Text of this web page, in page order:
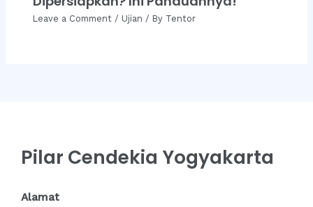
Leave a Comment / Ujian / By Tentor
Pilar Cendekia Yogyakarta
Alamat